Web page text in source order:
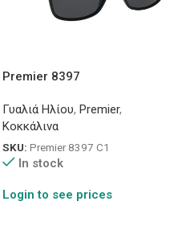
Premier 8397
Γυαλιά Ηλίου, Premier,
Κοκκάλινα
SKU: Premier 8397 C1
In stock
Login to see prices